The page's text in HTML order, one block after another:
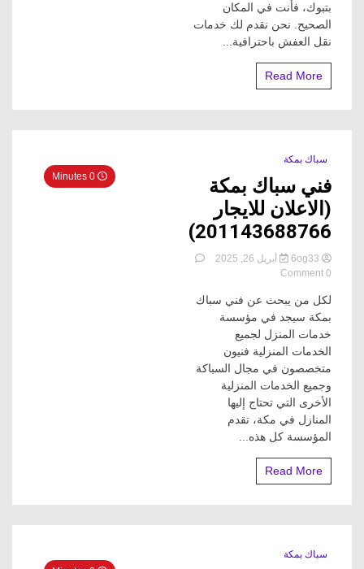
خدمات
متكاملة
بتبوك، فأنت في المكان
الصحيح. نحن نقدم لك خدمات
نقل العفش باحترافية...
Read More
سباك بمكة
فني سباك بمكة
(الاعلان للايجار
201143688766)
أبريل 26, 2025
0 Comment
on
سباك
بمكة
(الاعلان
للايجار
201143688766)
لكل من يبحث عن فني سباك
بمكة سيجد في مؤسسة
خدمات المنزل لجميع
الخدمات المنزلية فنيون
متخصصون في مجال السباكة
وجميع الخدمات المنزلية
الأخرى التي تحتاج إليها
المنازل في مكة، تقدم
المؤسسة كل هذه...
Read More
سباك بمكة